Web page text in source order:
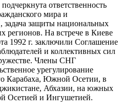
ответственность
мира и
задача защиты национальных
регионов. На встрече в Киеве
1992 г. заключили Соглашение
и коллективных сил
Члены СНГ
урегулирование
Карабаха, Южной Осетии, в
Абхазии, на южных
Осетией и Ингушетией.